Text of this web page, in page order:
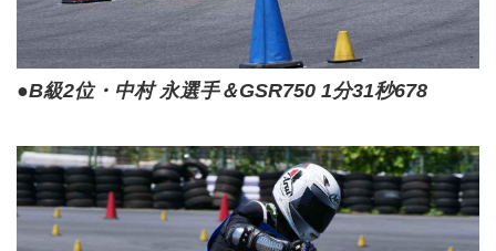
●B級2位・中村 永選手＆GSR750 1分31秒678